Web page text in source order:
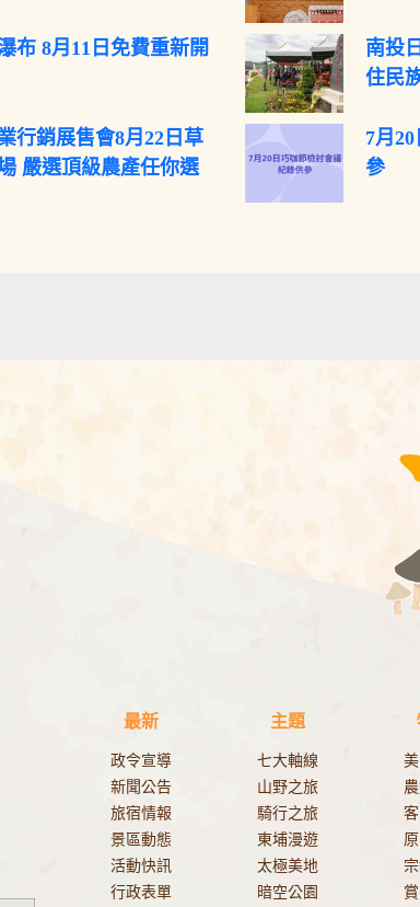
布 8月11日免費重新開
南投
住民
行銷展售會8月22日草
嚴選頂級農產任你選
7月
參
最新
政令宣導
新聞公告
旅宿情報
景區動態
活動快訊
行政表單
主題
七大軸線
山野之旅
騎行之旅
東埔漫遊
太極美地
暗空公園